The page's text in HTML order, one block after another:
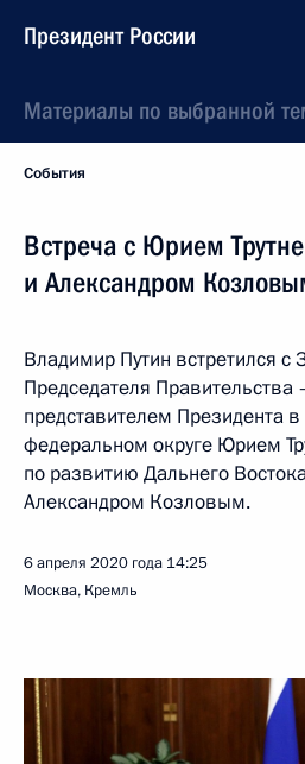
Президент России
Материалы по выбранной
События
Встреча с Юрием
и Александром
Владимир Путин встретился с
Председателя
представителем Президента
федеральном округе Юрием
по развитию Дальнего
Александром Козловым.
6 апреля 2020 года 14:25
Москва, Кремль